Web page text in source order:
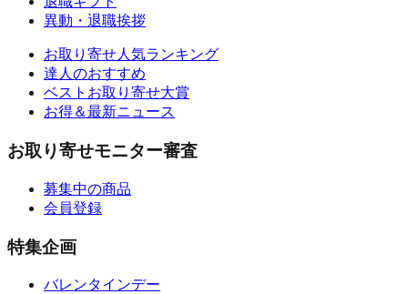
異動・退職挨拶
お取り寄せ人気ランキング
達人のおすすめ
ベストお取り寄せ大賞
お得＆最新ニュース
お取り寄せモニター審査
募集中の商品
会員登録
特集企画
バレンタインデー